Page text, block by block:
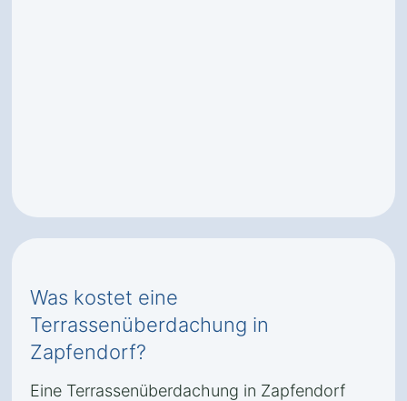
Was kostet eine
Terrassenüberdachung in
Zapfendorf?
Eine Terrassenüberdachung in Zapfendorf